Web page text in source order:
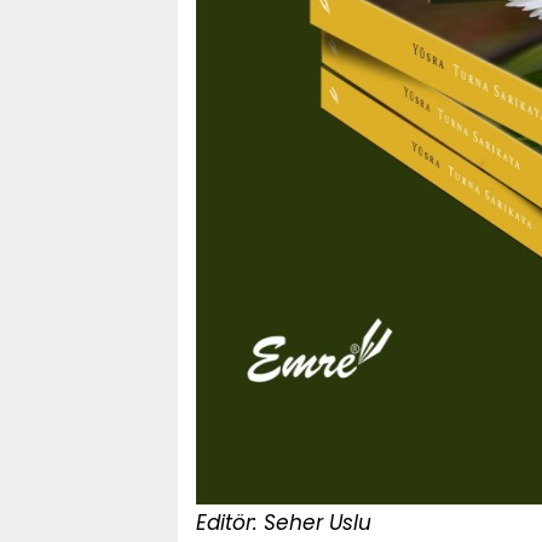
Editör: Seher Uslu